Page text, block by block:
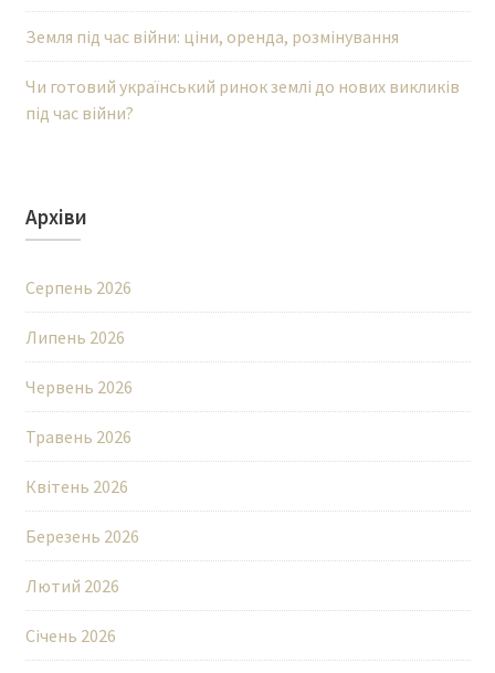
Земля під час війни: ціни, оренда, розмінування
Чи готовий український ринок землі до нових викликів
під час війни?
Архіви
Серпень 2026
Липень 2026
Червень 2026
Травень 2026
Квітень 2026
Березень 2026
Лютий 2026
Січень 2026